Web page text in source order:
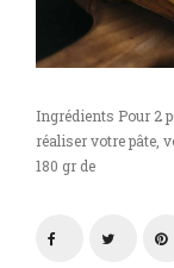
Ingrédients Pour 2
réaliser votre pâte,
180 gr de